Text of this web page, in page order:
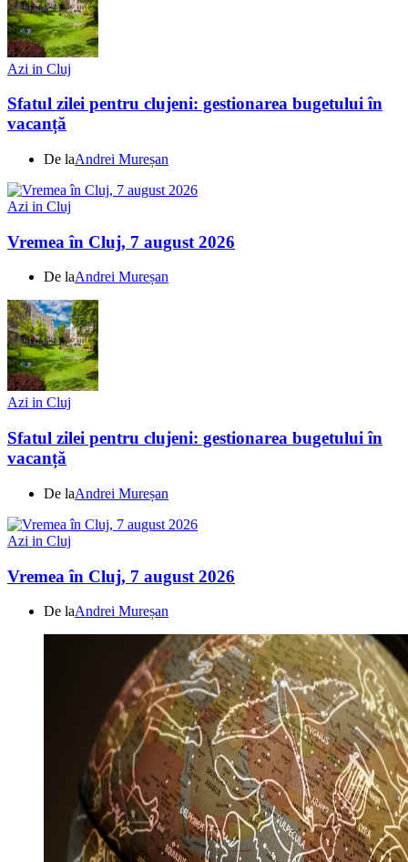
Azi in Cluj
Sfatul zilei pentru clujeni: gestionarea bugetului în
vacanță
De laAndrei Mureșan
Azi in Cluj
Vremea în Cluj, 7 august 2026
De laAndrei Mureșan
Azi in Cluj
Sfatul zilei pentru clujeni: gestionarea bugetului în
vacanță
De laAndrei Mureșan
Azi in Cluj
Vremea în Cluj, 7 august 2026
De laAndrei Mureșan